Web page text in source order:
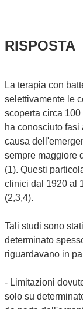
RISPOSTA
La terapia con
selettivamente le
scoperta circa
ha conosciuto fasi
causa
sempre maggiore
(1). Questi
clinici dal 1920 al
(2,3,4).
Tali studi sono
determinato
riguardavano in
- Limitazioni
solo su